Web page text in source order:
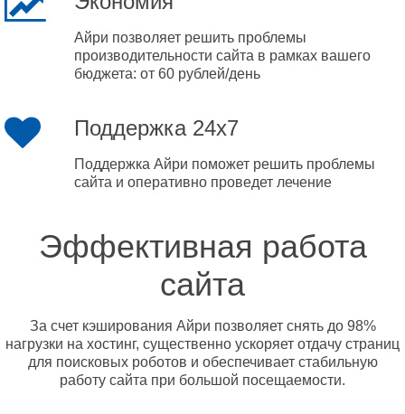
Айри позволяет решить проблемы
производительности сайта в рамках вашего
бюджета: от 60 рублей/день
Поддержка 24x7
Поддержка Айри поможет решить проблемы
сайта и оперативно проведет лечение
Эффективная работа
сайта
За счет кэширования Айри позволяет снять до 98%
нагрузки на хостинг, существенно ускоряет отдачу страниц
для поисковых роботов и обеспечивает стабильную
работу сайта при большой посещаемости.